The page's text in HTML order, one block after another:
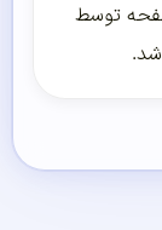
توسط